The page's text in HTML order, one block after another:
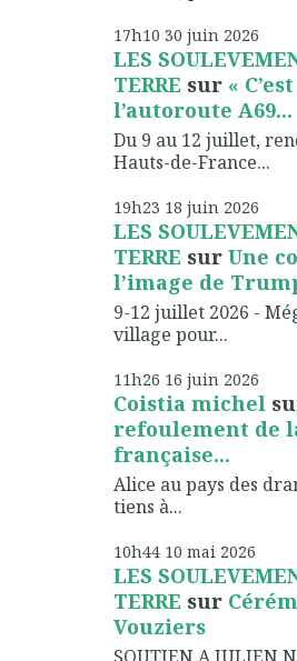
17h10 30 juin 2026
LES
TERRE sur «
l’autoroute A69...
Du 9 au 12 juillet,
Hauts-de-France...
19h23 18 juin 2026
LES
TERRE sur Une
l’image de
9-12 juillet 2026 -
village pour...
11h26 16 juin 2026
Coistia michel
refoulement de
française...
Alice au pays des
tiens à...
10h44 10 mai 2026
LES
TERRE sur
Vouziers